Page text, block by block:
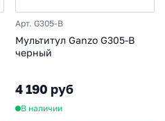
Арт. G305-B
Мультитул Ganzo G305-B
черный
4 190 руб
В наличии